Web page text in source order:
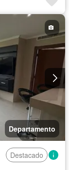
Departamento
Destacado